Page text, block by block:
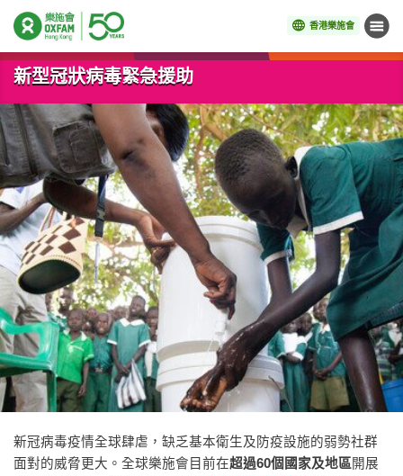
香港樂施會 目錄
開始主要內容
新型冠狀病毒緊急援助
新冠病毒疫情全球肆虐，缺乏基本衛生及防疫設施的弱勢社群
面對的威脅更大。全球樂施會目前在超過60個國家及地區開展